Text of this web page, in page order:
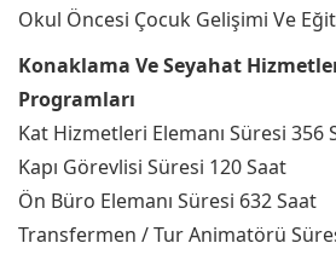
Okul Öncesi Çocuk Gelişimi Ve
Konaklama Ve Seyahat
Programları
Kat Hizmetleri Elemanı Süresi 356
Kapı Görevlisi Süresi 120 Saat
Ön Büro Elemanı Süresi 632 Saat
Transfermen / Tur Animatörü